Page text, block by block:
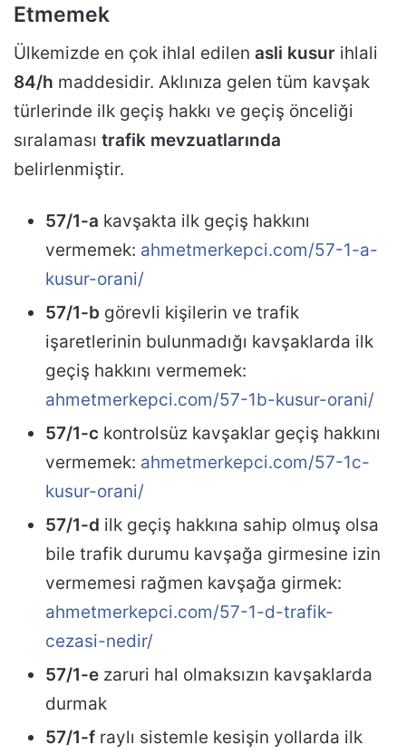
Etmemek
Ülkemizde en çok ihlal edilen asli kusur ihlali
84/h maddesidir. Aklınıza gelen tüm kavşak
türlerinde ilk geçiş hakkı ve geçiş önceliği
sıralaması trafik mevzuatlarında
belirlenmiştir.
57/1-a kavşakta ilk geçiş hakkını
vermemek: ahmetmerkepci.com/57-1-a-
kusur-orani/
57/1-b görevli kişilerin ve trafik
işaretlerinin bulunmadığı kavşaklarda ilk
geçiş hakkını vermemek:
ahmetmerkepci.com/57-1b-kusur-orani/
57/1-c kontrolsüz kavşaklar geçiş hakkını
vermemek: ahmetmerkepci.com/57-1c-
kusur-orani/
57/1-d ilk geçiş hakkına sahip olmuş olsa
bile trafik durumu kavşağa girmesine izin
vermemesi rağmen kavşağa girmek:
ahmetmerkepci.com/57-1-d-trafik-
cezasi-nedir/
57/1-e zaruri hal olmaksızın kavşaklarda
durmak
57/1-f raylı sistemle kesişin yollarda ilk